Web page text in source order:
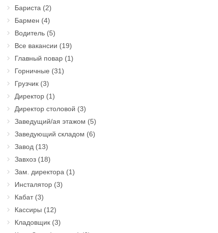
Бариста (2)
Бармен (4)
Водитель (5)
Все вакансии (19)
Главный повар (1)
Горничные (31)
Грузчик (3)
Директор (1)
Директор столовой (3)
Заведущий/ая этажом (5)
Заведующий складом (6)
Завод (13)
Завхоз (18)
Зам. директора (1)
Инсталятор (3)
Кабат(3)
Кассиры (12)
Кладовщик (3)